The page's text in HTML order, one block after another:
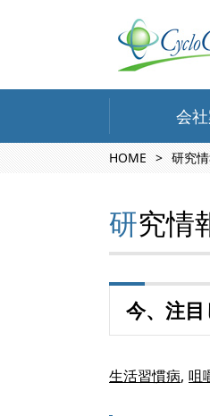
会
HOME 研究
研究情
今、注
生活習慣病 咀